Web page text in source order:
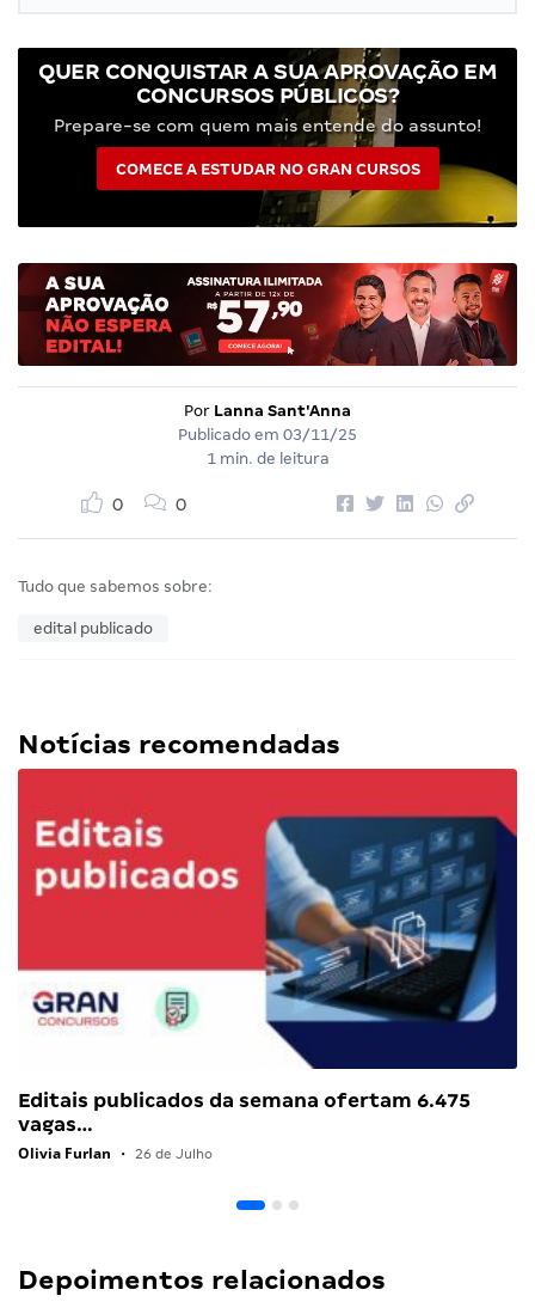
QUER CONQUISTAR A SUA APROVAÇÃO EM
CONCURSOS PÚBLICOS?
Prepare-se com quem mais entende do assunto!
COMECE A ESTUDAR NO GRAN CURSOS
Por Lanna Sant'Anna
Publicado em 03/11/25
1 min. de leitura
0 0
Tudo que sabemos sobre:
edital publicado
Notícias recomendadas
Editais publicados da semana ofertam 6.475
vagas…
Olivia Furlan • 26 de Julho
Depoimentos relacionados